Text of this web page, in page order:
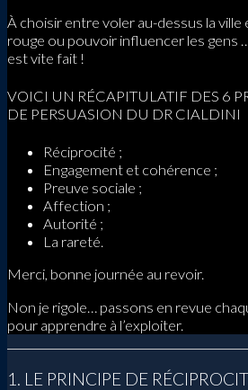
À choisir entre voler au-dessus la ville
rouge ou pouvoir influencer les gens
est vite fait !
VOICI UN RÉCAPITULATIF DES 6
DE PERSUASION DU DR CIALDINI
Réciprocité ;
Engagement et cohérence ;
Preuve sociale ;
Affection ;
Autorité ;
La rareté.
Merci, bonne journée au revoir.
Non je rigole… passons en revue
pour apprendre à l’exploiter.
1. LE PRINCIPE DE